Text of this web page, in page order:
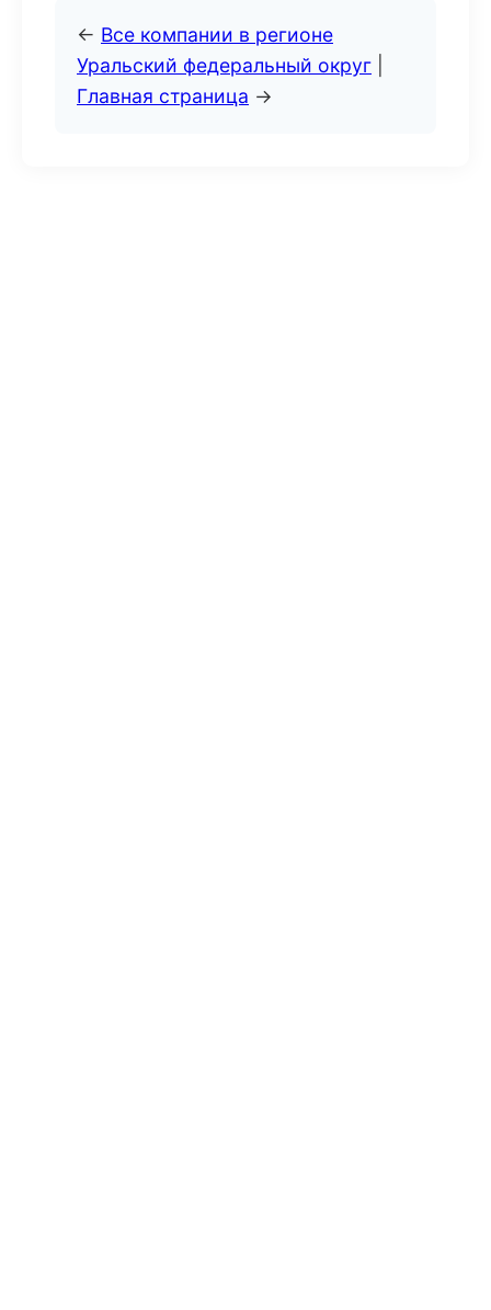
← Все компании в регионе
Уральский федеральный округ
Главная страница →